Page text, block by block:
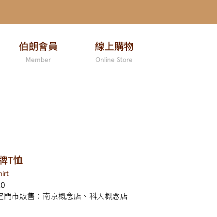
伯朗會員
Member
線上購物
Online Store
T恤
門市販售：南京概念店、科大概念店